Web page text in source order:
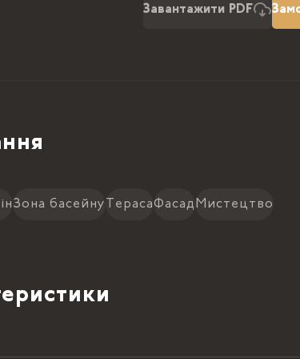
Завантажити PDF
Зона басейну ТерасаФасадМистецтво